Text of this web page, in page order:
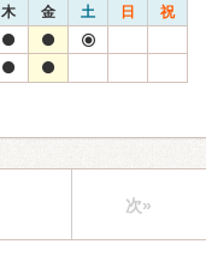
木 金 土 日 祝
次»